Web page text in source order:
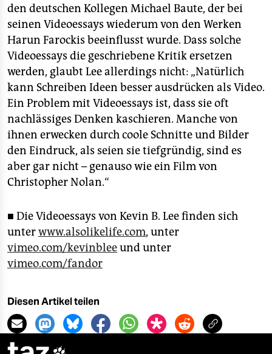
den deutschen Kollegen Michael Baute, der bei
seinen Videoessays wiederum von den Werken
Harun Farockis beeinflusst wurde. Dass solche
Videoessays die geschriebene Kritik ersetzen
werden, glaubt Lee allerdings nicht: „Natürlich
kann Schreiben Ideen besser ausdrücken als Video.
Ein Problem mit Videoessays ist, dass sie oft
nachlässiges Denken kaschieren. Manche von
ihnen erwecken durch coole Schnitte und Bilder
den Eindruck, als seien sie tiefgründig, sind es
aber gar nicht – genauso wie ein Film von
Christopher Nolan.“
■ Die Videoessays von Kevin B. Lee finden sich
unterwww.alsolikelife.com, unter
vimeo.com/kevinbleeund unter
vimeo.com/fandor
Diesen Artikel teilen